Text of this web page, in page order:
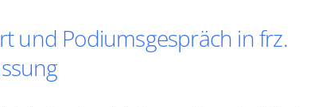
und Podiumsgespräch in frz.